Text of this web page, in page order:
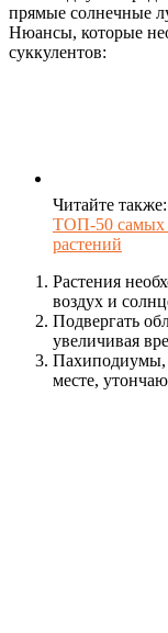
прямые солнечные
Нюансы, которые
суккулентов:
Читайте также:
ТОП-50 самых
растений
Растения
воздух и
Подвергать
увеличивая
Пахиподиумы,
месте,